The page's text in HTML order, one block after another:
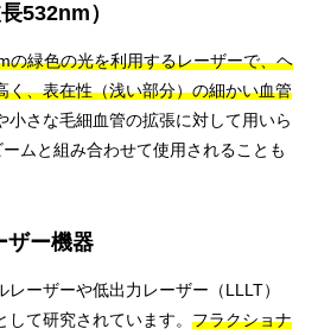
532nm）
の緑色の光を利用するレーザーで、ヘ
く、表在性（浅い部分）の細かい血管
小さな毛細血管の拡張に対して用いら
ムと組み合わせて使用されることも
ザー機器
ーザーや低出力レーザー（LLLT）
て研究されています。 フラクショナ